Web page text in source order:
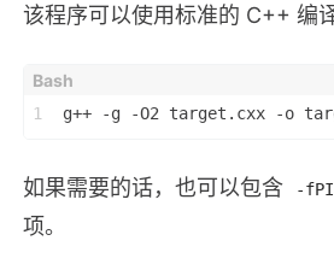
该程序可以使用标准的 C++ 编
1 g++ -g -O2 target.cxx -o
如果需要的话，也可以包含 -
项。